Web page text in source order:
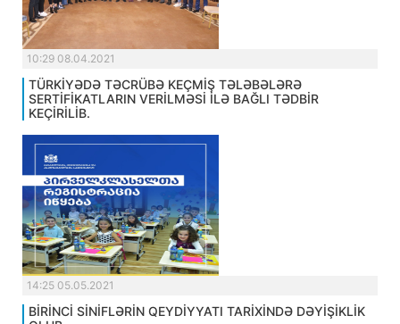
10:29 08.04.2021
TÜRKİYƏDƏ TƏCRÜBƏ KEÇMİŞ TƏLƏBƏLƏRƏ
SERTİFİKATLARIN VERİLMƏSİ İLƏ BAĞLI TƏDBİR
KEÇİRİLİB.
14:25 05.05.2021
BİRİNCİ SİNİFLƏRİN QEYDİYYATI TARİXİNDƏ DƏYİŞİKLİK